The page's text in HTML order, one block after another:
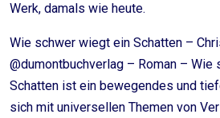
Werk, damals wie heute.
Wie schwer wiegt ein Schatten –
@dumontbuchverlag – Roman –
Schatten ist ein bewegendes und
sich mit universellen Themen von